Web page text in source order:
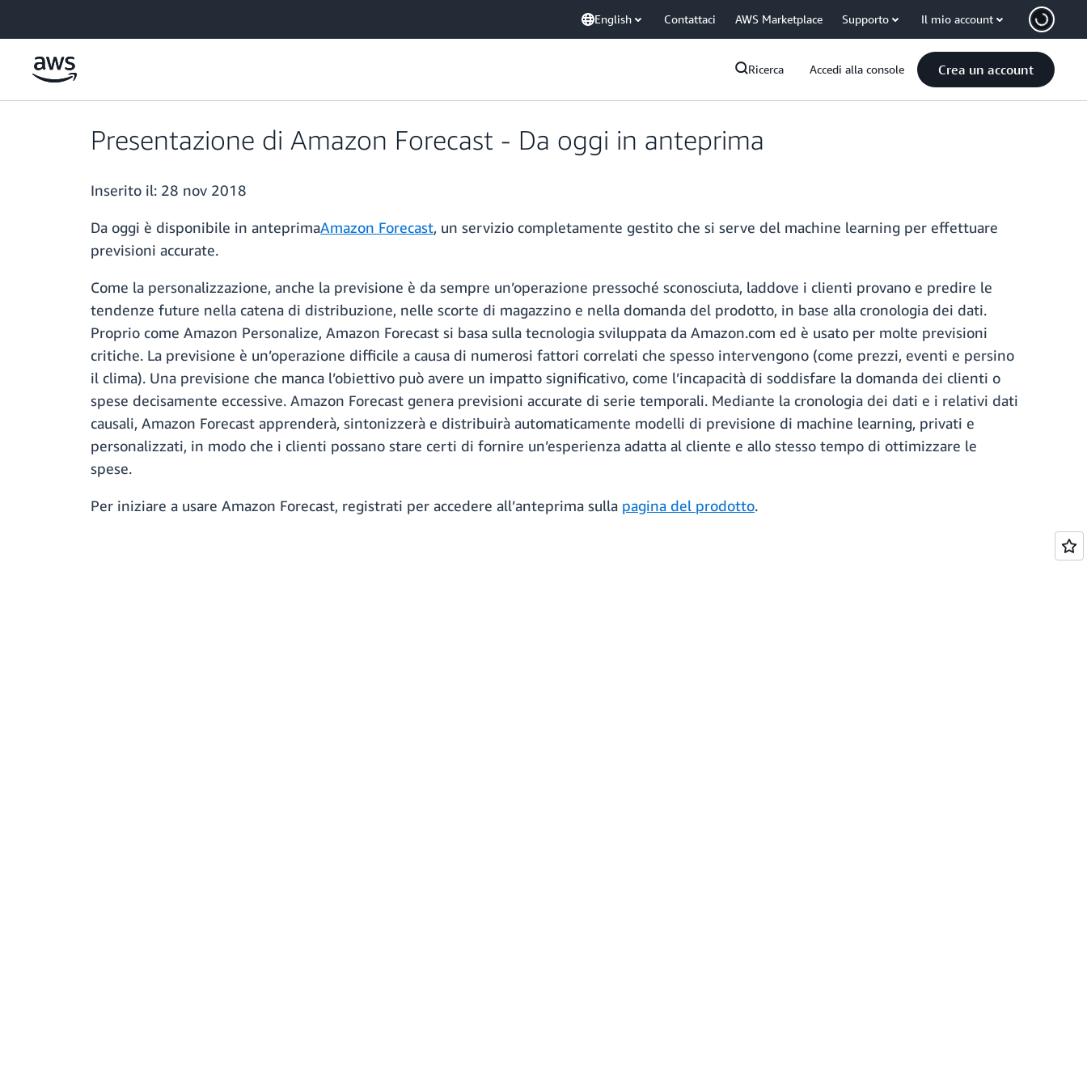
English Contattaci AWS Marketplace Supporto Il mio account
Ricerca Accedi alla console Crea un account
Presentazione di Amazon Forecast - Da oggi in anteprima
Inserito il: 28 nov 2018
Da oggi è disponibile in anteprimaAmazon Forecast, un servizio completamente gestito che si serve del machine learning per effettuare
previsioni accurate.
Come la personalizzazione, anche la previsione è da sempre un’operazione pressoché sconosciuta, laddove i clienti provano e predire le
tendenze future nella catena di distribuzione, nelle scorte di magazzino e nella domanda del prodotto, in base alla cronologia dei dati.
Proprio come Amazon Personalize, Amazon Forecast si basa sulla tecnologia sviluppata da Amazon.com ed è usato per molte previsioni
critiche. La previsione è un’operazione difficile a causa di numerosi fattori correlati che spesso intervengono (come prezzi, eventi e persino
il clima). Una previsione che manca l’obiettivo può avere un impatto significativo, come l’incapacità di soddisfare la domanda dei clienti o
spese decisamente eccessive. Amazon Forecast genera previsioni accurate di serie temporali. Mediante la cronologia dei dati e i relativi dati
causali, Amazon Forecast apprenderà, sintonizzerà e distribuirà automaticamente modelli di previsione di machine learning, privati e
personalizzati, in modo che i clienti possano stare certi di fornire un’esperienza adatta al cliente e allo stesso tempo di ottimizzare le
spese.
Per iniziare a usare Amazon Forecast, registrati per accedere all’anteprima sulla pagina del prodotto.